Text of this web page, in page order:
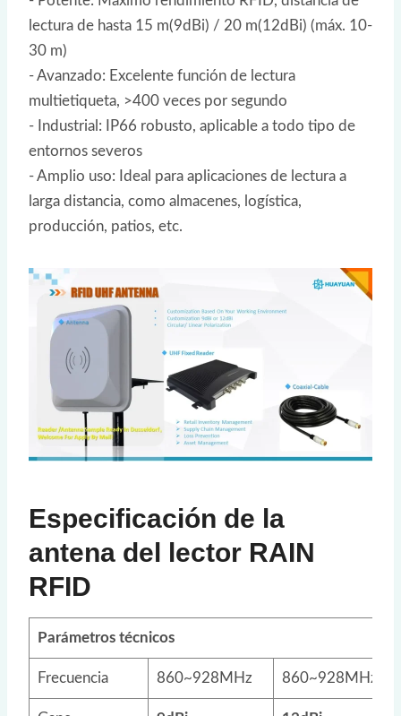
lectura de hasta 15 m(9dBi) / 20 m(12dBi) (máx. 10-
30 m)
- Avanzado: Excelente función de lectura
multietiqueta, >400 veces por segundo
- Industrial: IP66 robusto, aplicable a todo tipo de
entornos severos
- Amplio uso: Ideal para aplicaciones de lectura a
larga distancia, como almacenes, logística,
producción, patios, etc.
Especificación de la
antena del lector RAIN
RFID
Parámetros técnicos
Frecuencia 860~928MHz 860~928MHz